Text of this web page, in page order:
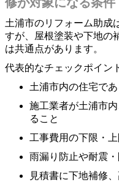
土浦市のリフォーム助成
すが、屋根塗装や下地の
は共通点があります。
代表的なチェックポイン
土浦市内の住宅であ
施工業者が土浦市
ること
工事費用の下限・
雨漏り防止や耐震
見積書に下地補修